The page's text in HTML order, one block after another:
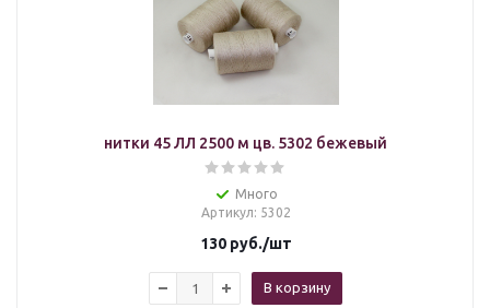
нитки 45 ЛЛ 2500 м цв. 5302 бежевый
Много
Артикул: 5302
130руб./шт
В корзину